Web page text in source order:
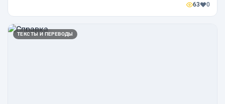
63 0
ТЕКСТЫ И ПЕРЕВОДЫ